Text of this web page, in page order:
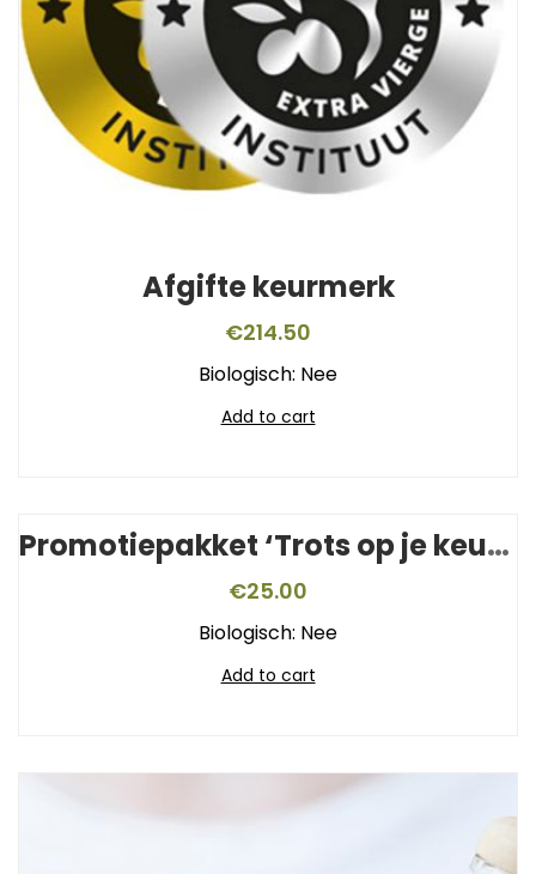
Afgifte keurmerk
€214.50
Biologisch: Nee
Add to cart
Promotiepakket ‘Trots op je keurmerk’
€25.00
Biologisch: Nee
Add to cart